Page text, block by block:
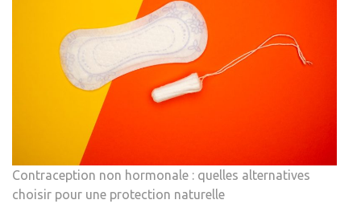
Contraception non hormonale : quelles alternatives
choisir pour une protection naturelle